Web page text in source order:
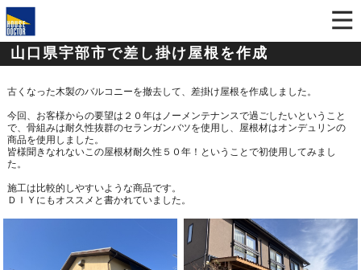
山口県宇部市で差し掛け屋根を作成
古くなった木製のバルコニーを撤去して、差掛け屋根を作成しました。
今回、お客様からの要望は２０年はノーメンテナンスで過ごしたいということ
で、 骨組みは耐久性抜群のセランガンバツを使用し、屋根材はオンデュリンの
商品を使用しました。
皆様聞きなれないこの屋根材耐久性５０年！ ということで初使用 してみまし
た。
施工は比較的しやすいような商品です。
ＤＩＹにもオススメと 書かれていました。